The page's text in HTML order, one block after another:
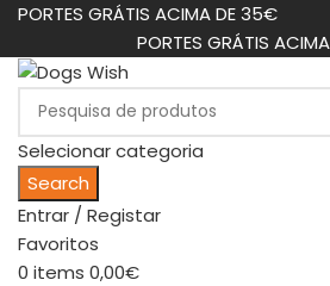
PORTES GRÁTIS ACIMA DE 35€
PORTES GRÁTIS
Selecionar categoria
Search
Entrar / Registar
Favoritos
0 items 0,00€